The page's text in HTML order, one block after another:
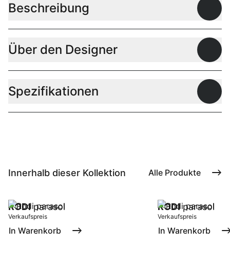
Beschreibung
Über den Designer
Spezifikationen
Innerhalb dieser Kollektion Alle Produkte
RODIparasol
Verkaufspreis
In Warenkorb
RODIparasol
Verkaufspreis
In Warenkorb